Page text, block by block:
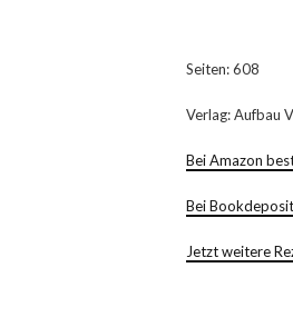
Seiten: 608
Verlag: Aufbau
Bei Amazon
Bei
Jetzt weitere